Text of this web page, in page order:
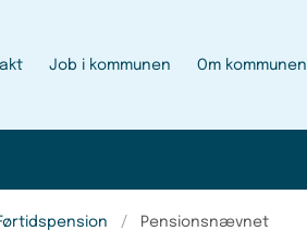
Job i kommunen Om kommunen
Pensionsnævnet